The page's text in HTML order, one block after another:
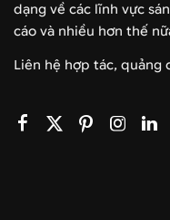
dạng về các lĩnh vực
cáo và nhiều hơn thế
Liên hệ hợp tác, quảng